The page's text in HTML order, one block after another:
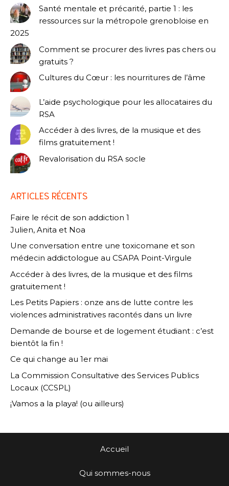
Santé mentale et précarité, partie 1 : les
ressources sur la métropole grenobloise en
2025
Comment se procurer des livres pas chers ou
gratuits ?
Cultures du Cœur : les nourritures de l’âme
L’aide psychologique pour les allocataires du
RSA
Accéder à des livres, de la musique et des
films gratuitement !
Revalorisation du RSA socle
ARTICLES RÉCENTS
Faire le récit de son addiction 1
Julien, Anita et Noa
Une conversation entre une toxicomane et son
médecin addictologue au CSAPA Point-Virgule
Accéder à des livres, de la musique et des films
gratuitement !
Les Petits Papiers : onze ans de lutte contre les
violences administratives racontés dans un livre
Demande de bourse et de logement étudiant : c’est
bientôt la fin !
Ce qui change au 1er mai
La Commission Consultative des Services Publics
Locaux (CCSPL)
¡Vamos a la playa! (ou ailleurs)
Accueil
Qui sommes-nous